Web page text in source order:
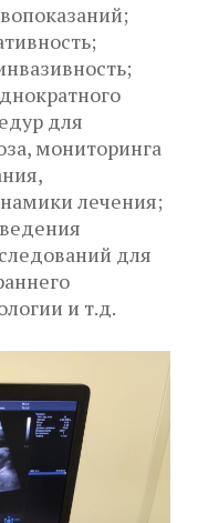
для
мониторинга
лечения;
для
и т.д.